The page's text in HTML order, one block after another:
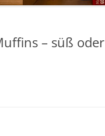
– süß oder